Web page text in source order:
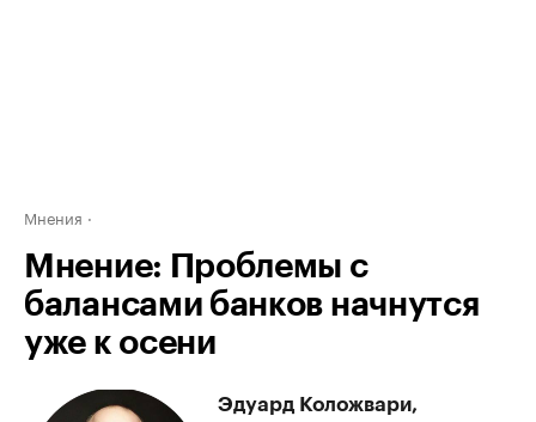
Мнения
Мнение: Проблемы с
балансами банков начнутся
уже к осени
Эдуард Коложвари,